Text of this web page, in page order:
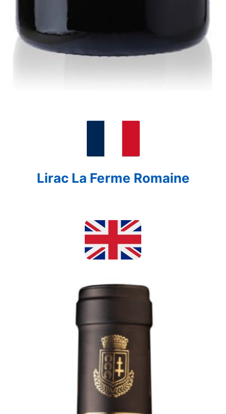
Lirac La Ferme Romaine